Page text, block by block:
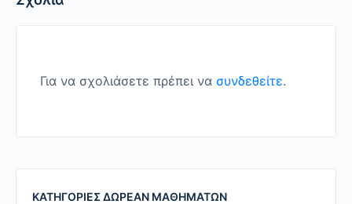
Για να σχολιάσετε πρέπει να συνδεθείτε.
ΚΑΤΗΓΟΡΙΕΣ ΔΩΡΕΑΝ ΜΑΘΗΜΑΤΩΝ